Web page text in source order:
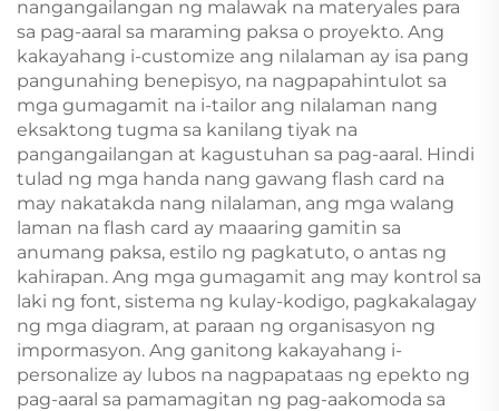
nangangailangan ng malawak na materyales para
sa pag-aaral sa maraming paksa o proyekto. Ang
kakayahang i-customize ang nilalaman ay isa pang
pangunahing benepisyo, na nagpapahintulot sa
mga gumagamit na i-tailor ang nilalaman nang
eksaktong tugma sa kanilang tiyak na
pangangailangan at kagustuhan sa pag-aaral. Hindi
tulad ng mga handa nang gawang flash card na
may nakatakda nang nilalaman, ang mga walang
laman na flash card ay maaaring gamitin sa
anumang paksa, estilo ng pagkatuto, o antas ng
kahirapan. Ang mga gumagamit ang may kontrol sa
laki ng font, sistema ng kulay-kodigo, pagkakalagay
ng mga diagram, at paraan ng organisasyon ng
impormasyon. Ang ganitong kakayahang i-
personalize ay lubos na nagpapataas ng epekto ng
pag-aaral sa pamamagitan ng pag-aakomoda sa